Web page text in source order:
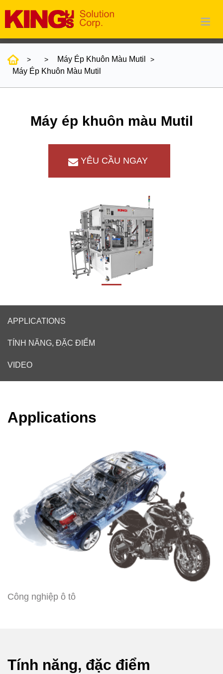
Máy Ép Khuôn Màu Mutil
Máy Ép Khuôn Màu Mutil
Máy ép khuôn màu Mutil
YÊU CẦU NGAY
APPLICATIONS
TÍNH NĂNG, ĐẶC ĐIỂM
VIDEO
Applications
Công nghiệp ô tô
Tính năng, đặc điểm